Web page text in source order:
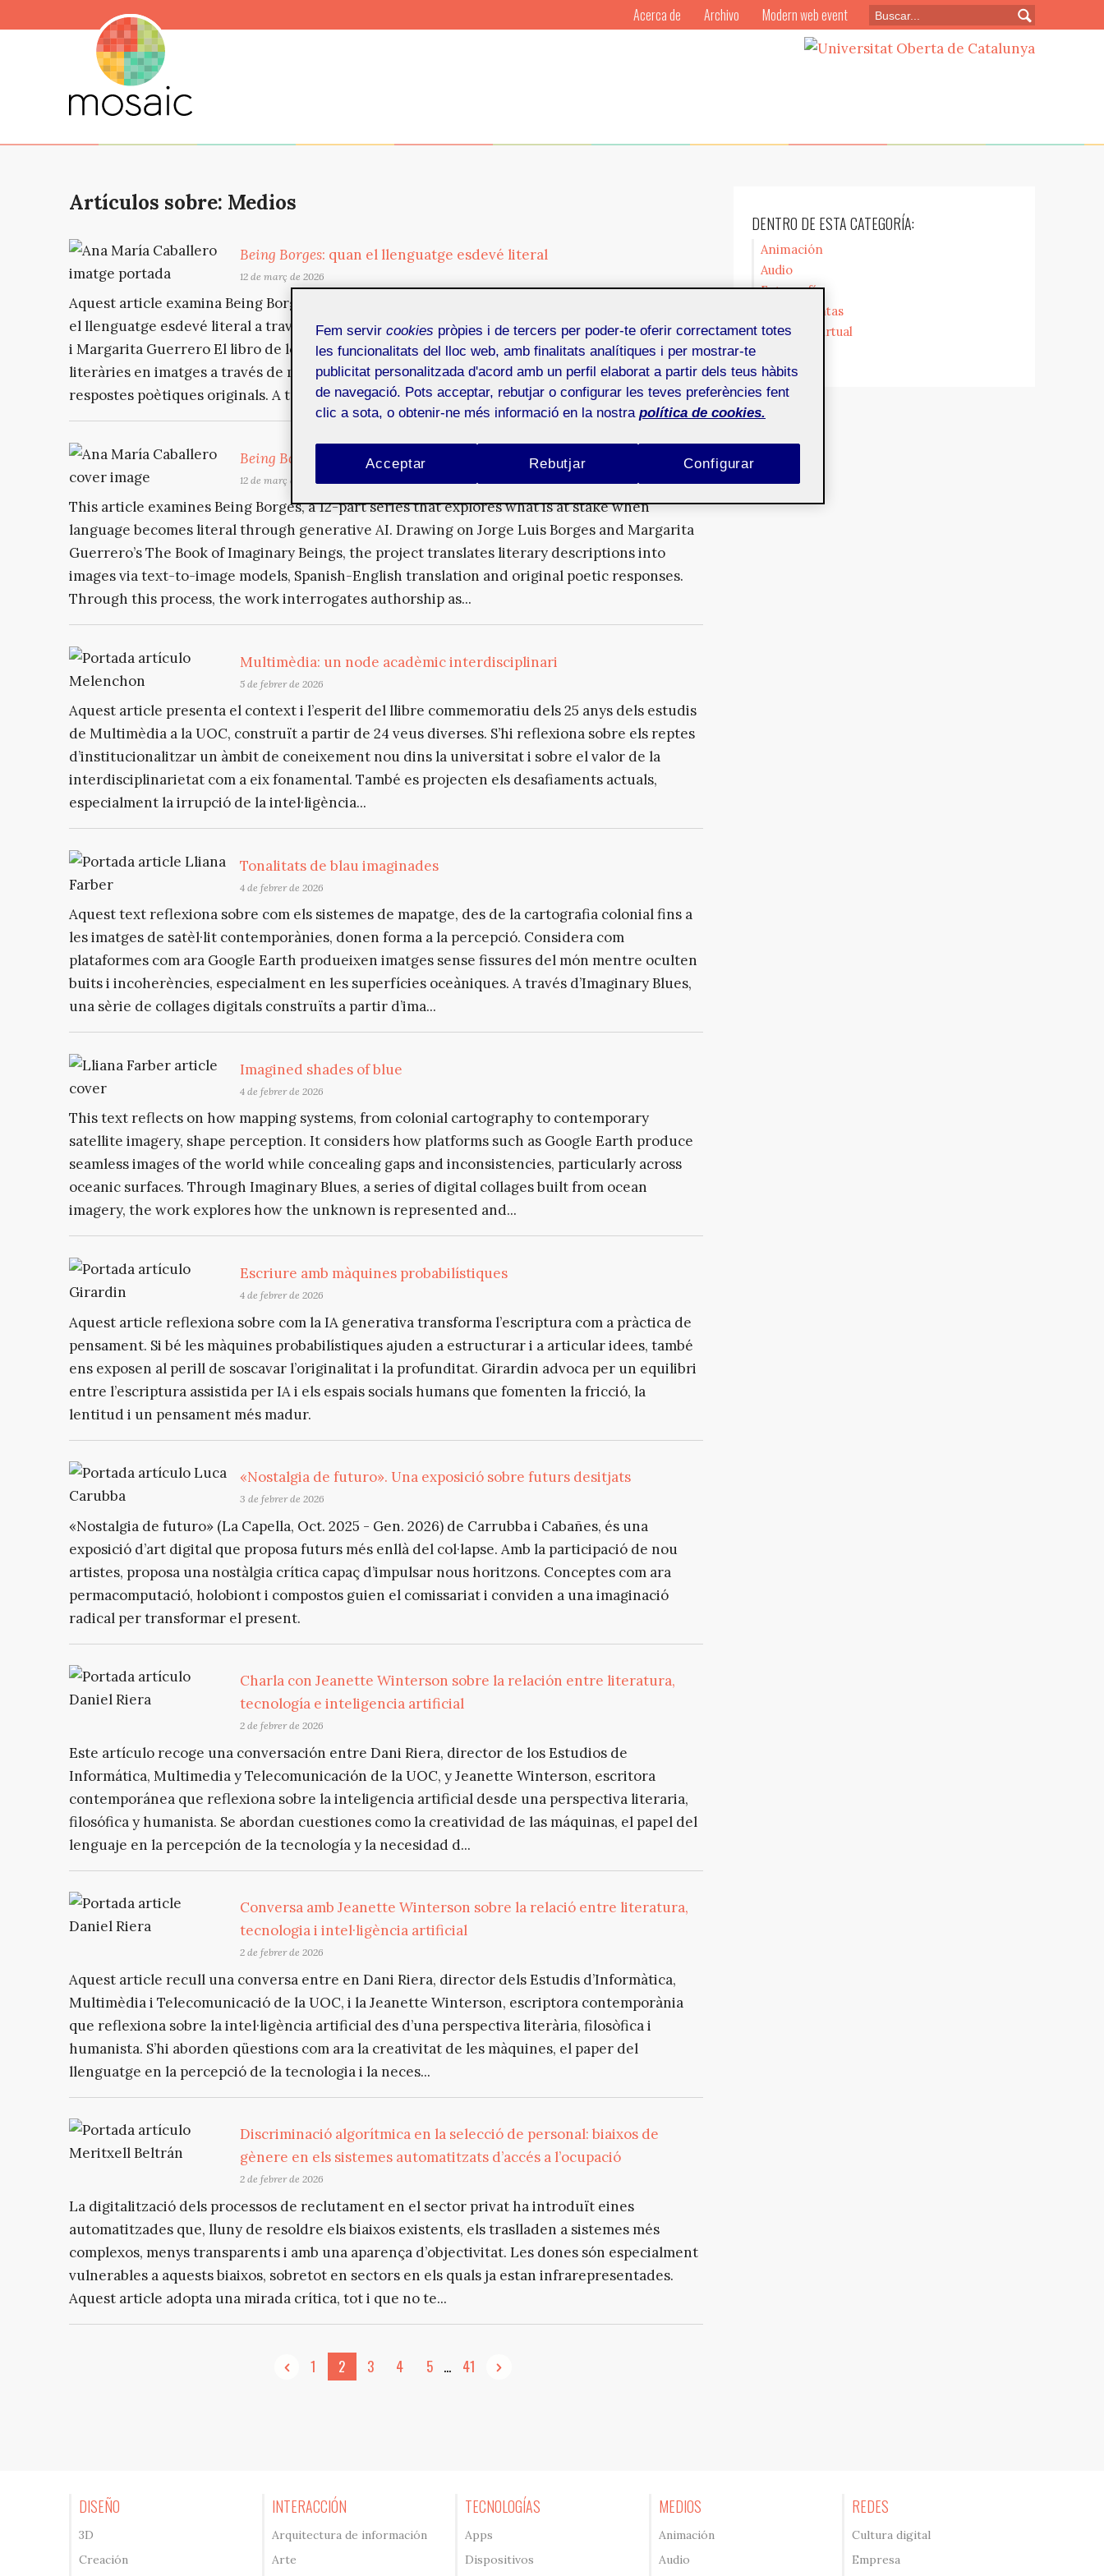
Artículos sobre: Medios
Being Borges: quan el llenguatge esdevé literal
12 de març de 2026
Aquest article examina Being Borges, una sèrie de 12 parts que explora el que està en joc quan
el llenguatge esdevé literal a través de la IA generativa. A partir del llibre de Jorge Luis Borges
i Margarita Guerrero El libro de los seres imaginarios, el projecte tradueix les descripcions
literàries en imatges a través de models de text a imatge, traducció de castellà a l’anglès i
respostes poètiques originals. A trav...
Being Borges : when language becomes literal
12 de març de 2026
This article examines Being Borges, a 12-part series that explores what is at stake when
language becomes literal through generative AI. Drawing on Jorge Luis Borges and Margarita
Guerrero’s The Book of Imaginary Beings, the project translates literary descriptions into
images via text-to-image models, Spanish-English translation and original poetic responses.
Through this process, the work interrogates authorship as...
Multimèdia: un node acadèmic interdisciplinari
5 de febrer de 2026
Aquest article presenta el context i l’esperit del llibre commemoratiu dels 25 anys dels estudis
de Multimèdia a la UOC, construït a partir de 24 veus diverses. S’hi reflexiona sobre els reptes
d’institucionalitzar un àmbit de coneixement nou dins la universitat i sobre el valor de la
interdisciplinarietat com a eix fonamental. També es projecten els desafiaments actuals,
especialment la irrupció de la intel·ligència...
Tonalitats de blau imaginades
4 de febrer de 2026
Aquest text reflexiona sobre com els sistemes de mapatge, des de la cartografia colonial fins a
les imatges de satèl·lit contemporànies, donen forma a la percepció. Considera com
plataformes com ara Google Earth produeixen imatges sense fissures del món mentre oculten
buits i incoherències, especialment en les superfícies oceàniques. A través d’Imaginary Blues,
una sèrie de collages digitals construïts a partir d’ima...
Imagined shades of blue
4 de febrer de 2026
This text reflects on how mapping systems, from colonial cartography to contemporary
satellite imagery, shape perception. It considers how platforms such as Google Earth produce
seamless images of the world while concealing gaps and inconsistencies, particularly across
oceanic surfaces. Through Imaginary Blues, a series of digital collages built from ocean
imagery, the work explores how the unknown is represented and...
Escriure amb màquines probabilístiques
4 de febrer de 2026
Aquest article reflexiona sobre com la IA generativa transforma l’escriptura com a pràctica de
pensament. Si bé les màquines probabilístiques ajuden a estructurar i a articular idees, també
ens exposen al perill de soscavar l’originalitat i la profunditat. Girardin advoca per un equilibri
entre l’escriptura assistida per IA i els espais socials humans que fomenten la fricció, la
lentitud i un pensament més madur.
«Nostalgia de futuro». Una exposició sobre futurs desitjats
3 de febrer de 2026
«Nostalgia de futuro» (La Capella, Oct. 2025 - Gen. 2026) de Carrubba i Cabañes, és una
exposició d’art digital que proposa futurs més enllà del col·lapse. Amb la participació de nou
artistes, proposa una nostàlgia crítica capaç d’impulsar nous horitzons. Conceptes com ara
permacomputació, holobiont i compostos guien el comissariat i conviden a una imaginació
radical per transformar el present.
Charla con Jeanette Winterson sobre la relación entre literatura,
tecnología e inteligencia artificial
2 de febrer de 2026
Este artículo recoge una conversación entre Dani Riera, director de los Estudios de
Informática, Multimedia y Telecomunicación de la UOC, y Jeanette Winterson, escritora
contemporánea que reflexiona sobre la inteligencia artificial desde una perspectiva literaria,
filosófica y humanista. Se abordan cuestiones como la creatividad de las máquinas, el papel del
lenguaje en la percepción de la tecnología y la necesidad d...
Conversa amb Jeanette Winterson sobre la relació entre literatura,
tecnologia i intel·ligència artificial
2 de febrer de 2026
Aquest article recull una conversa entre en Dani Riera, director dels Estudis d’Informàtica,
Multimèdia i Telecomunicació de la UOC, i la Jeanette Winterson, escriptora contemporània
que reflexiona sobre la intel·ligència artificial des d’una perspectiva literària, filosòfica i
humanista. S’hi aborden qüestions com ara la creativitat de les màquines, el paper del
llenguatge en la percepció de la tecnologia i la neces...
Discriminació algorítmica en la selecció de personal: biaixos de
gènere en els sistemes automatitzats d’accés a l’ocupació
2 de febrer de 2026
La digitalització dels processos de reclutament en el sector privat ha introduït eines
automatitzades que, lluny de resoldre els biaixos existents, els traslladen a sistemes més
complexos, menys transparents i amb una aparença d’objectivitat. Les dones són especialment
vulnerables a aquests biaixos, sobretot en sectors en els quals ja estan infrarepresentades.
Aquest article adopta una mirada crítica, tot i que no te...
1 2 3 4 5 ... 41
DENTRO DE ESTA CATEGORÍA:
Animación
Audio
Fotografía
Herramientas
Realidad Virtual
DISEÑO
3D
Creación
INTERACCIÓN
Arquitectura de información
Arte
TECNOLOGÍAS
Apps
Dispositivos
MEDIOS
Animación
Audio
REDES
Cultura digital
Empresa
Acerca de Archivo Modern web event
Fem servir cookies pròpies i de tercers per poder-te oferir correctament totes
les funcionalitats del lloc web, amb finalitats analítiques i per mostrar-te
publicitat personalitzada d'acord amb un perfil elaborat a partir dels teus hàbits
de navegació. Pots acceptar, rebutjar o configurar les teves preferències fent
clic a sota, o obtenir-ne més informació en la nostra política de cookies.
Rebutjar
Acceptar Configurar